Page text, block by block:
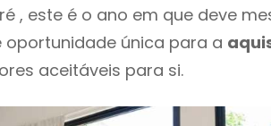
, este é o ano em que deve
oportunidade única para a
aceitáveis para si.